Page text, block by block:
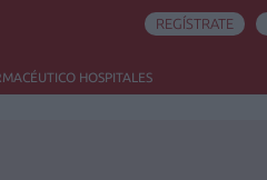
HOSPITALES
REGÍSTRATE